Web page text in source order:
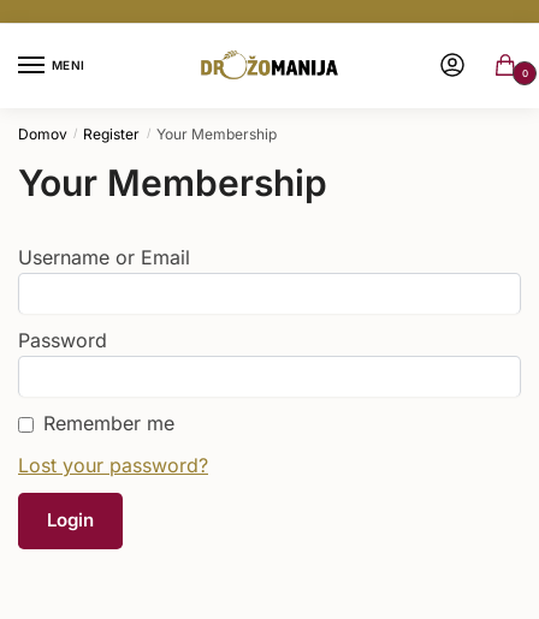
MENI
0
Domov / Register / Your Membership
Your Membership
Username or Email
Password
Remember me
Lost your password?